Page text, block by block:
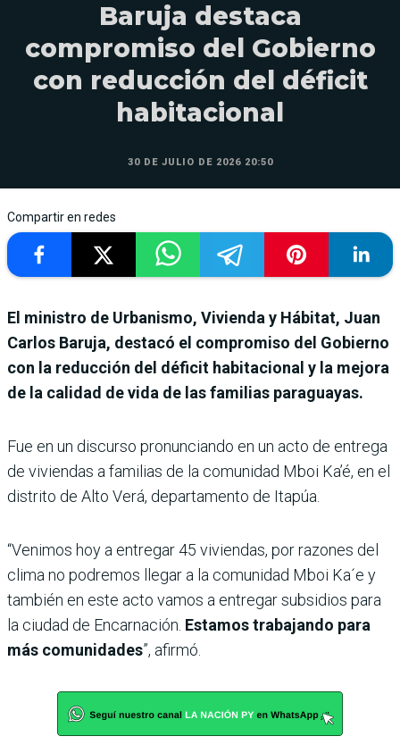
Baruja destaca
compromiso del Gobierno
con reducción del déficit
habitacional
30 DE JULIO DE 2026 20:50
Compartir en redes
El ministro de Urbanismo, Vivienda y Hábitat, Juan
Carlos Baruja, destacó el compromiso del Gobierno
con la reducción del déficit habitacional y la mejora
de la calidad de vida de las familias paraguayas.
Fue en un discurso pronunciando en un acto de entrega
de viviendas a familias de la comunidad Mboi Ka’é, en el
distrito de Alto Verá, departamento de Itapúa.
“Venimos hoy a entregar 45 viviendas, por razones del
clima no podremos llegar a la comunidad Mboi Ka´e y
también en este acto vamos a entregar subsidios para
la ciudad de Encarnación. Estamos trabajando para
más comunidades”, afirmó.